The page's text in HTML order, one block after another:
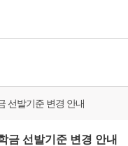
선발기준 변경 안내
금 선발기준 변경 안내